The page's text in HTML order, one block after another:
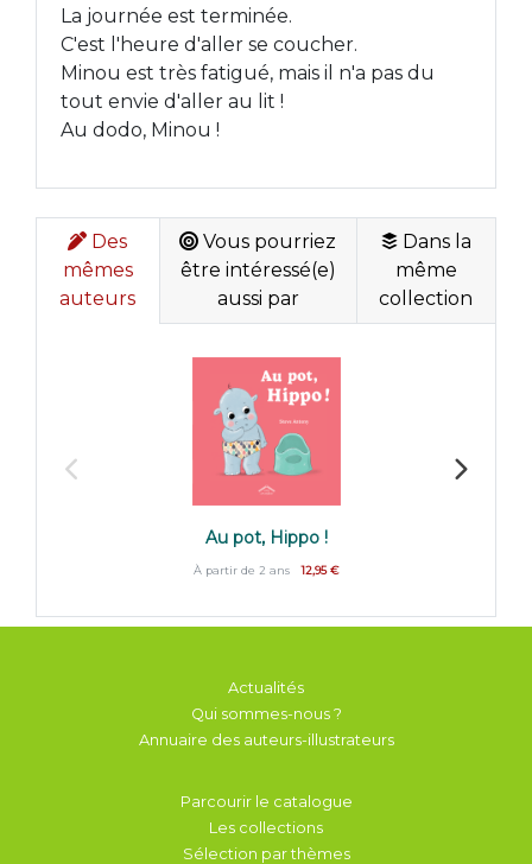
La journée est terminée.
C'est l'heure d'aller se coucher.
Minou est très fatigué, mais il n'a pas du
tout envie d'aller au lit !
Au dodo, Minou !
Des
mêmes
auteurs
Vous pourriez
être intéressé(e)
aussi par
Dans la
même
collection
Au pot, Hippo !
À partir de 2 ans 12,95 €
Actualités
Qui sommes-nous ?
Annuaire des auteurs-illustrateurs
Parcourir le catalogue
Les collections
Sélection par thèmes